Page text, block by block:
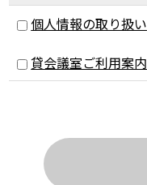
個人情報の取り扱い
貸会議室ご利用案内